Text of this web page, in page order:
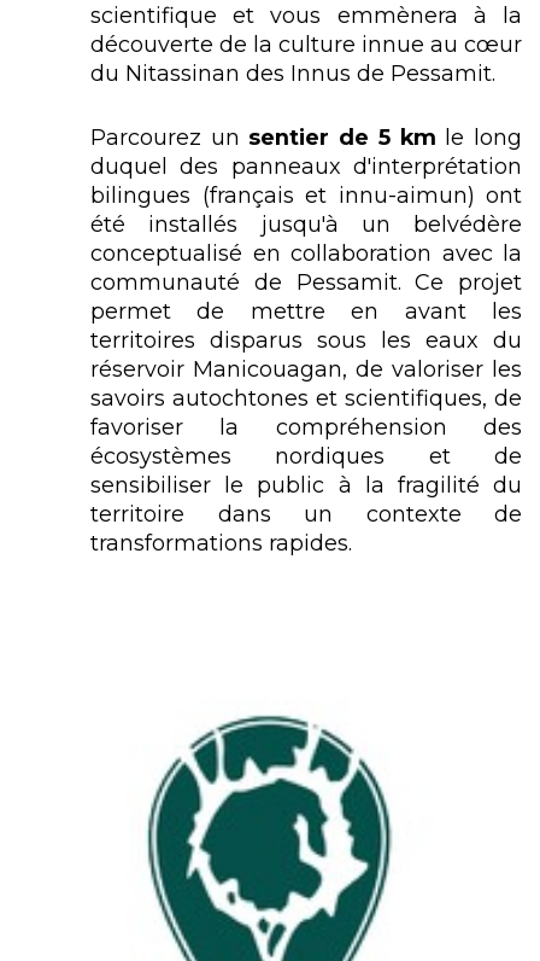
scientifique et vous emmènera à la
découverte de la culture innue au cœur
du Nitassinan des Innus de Pessamit.
Parcourez un sentier de 5 km le long
duquel des panneaux d'interprétation
bilingues (français et innu-aimun) ont
été installés jusqu'à un belvédère
conceptualisé en collaboration avec la
communauté de Pessamit. Ce projet
permet de mettre en avant les
territoires disparus sous les eaux du
réservoir Manicouagan, de valoriser les
savoirs autochtones et scientifiques, de
favoriser la compréhension des
écosystèmes nordiques et de
sensibiliser le public à la fragilité du
territoire dans un contexte de
transformations rapides.